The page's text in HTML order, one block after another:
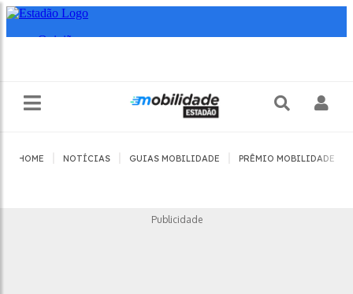
HOME NOTÍCIAS GUIAS MOBILIDADE PRÊMIO MOBILIDADE
Publicidade